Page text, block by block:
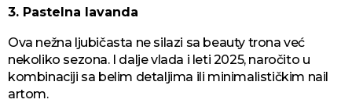
3. Pastelna lavanda
Ova nežna ljubičasta ne silazi sa beauty trona već
nekoliko sezona. I dalje vlada i leti 2025, naročito u
kombinaciji sa belim detaljima ili minimalističkim nail
artom.